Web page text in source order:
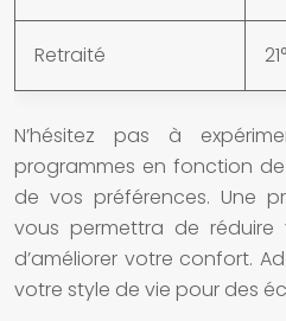
Retraité
N’hésitez pas à
programmes en fonction
de vos préférences. Une
vous permettra de
d’améliorer votre confort.
votre style de vie pour des